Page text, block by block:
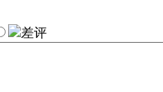
差评